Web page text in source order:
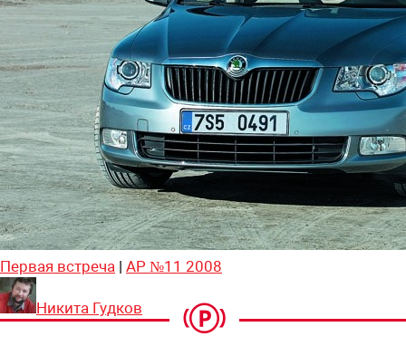
Первая встреча | АР №11 2008
Никита Гудков